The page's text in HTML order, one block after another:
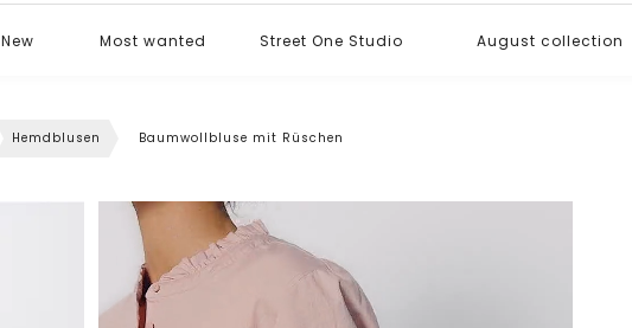
New Most wanted Street One Studio August collection
Hemdblusen Baumwollbluse mit Rüschen